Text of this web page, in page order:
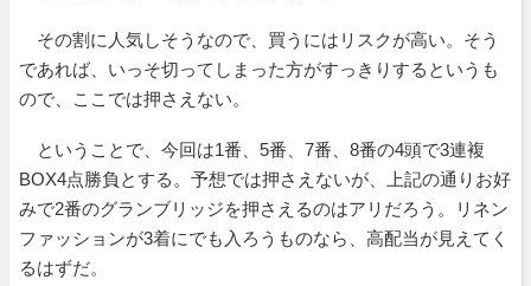
その割に人気しそうなので、買うにはリスクが高い。そう
であれば、いっそ切ってしまった方がすっきりするというも
ので、ここでは押さえない。
ということで、今回は1番、5番、7番、8番の4頭で3連複
BOX4点勝負とする。予想では押さえないが、上記の通りお好
みで2番のグランブリッジを押さえるのはアリだろう。リネン
ファッションが3着にでも入ろうものなら、高配当が見えてく
るはずだ。